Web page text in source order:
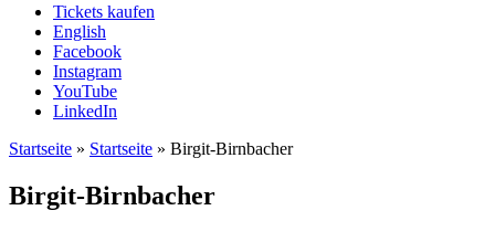
Tickets kaufen
English
Facebook
Instagram
YouTube
LinkedIn
Startseite » Startseite » Birgit-Birnbacher
Birgit-Birnbacher